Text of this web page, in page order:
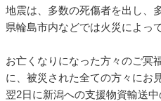
地震は、多数の死傷者を出し、
県輪島市内などでは火災によっ
お亡くなりになった方々のご冥
に、被災された全ての方々にお
翌2日に新潟への支援物資輸送